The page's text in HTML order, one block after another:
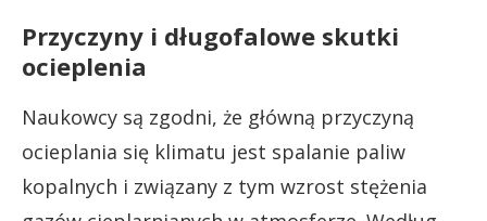
Przyczyny i długofalowe skutki
ocieplenia
Naukowcy są zgodni, że główną przyczyną
ocieplania się klimatu jest spalanie paliw
kopalnych i związany z tym wzrost stężenia